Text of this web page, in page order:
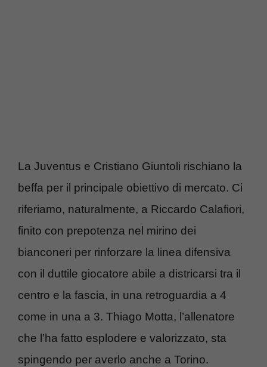
La Juventus e Cristiano Giuntoli rischiano la
beffa per il principale obiettivo di mercato. Ci
riferiamo, naturalmente, a Riccardo Calafiori,
finito con prepotenza nel mirino dei
bianconeri per rinforzare la linea difensiva
con il duttile giocatore abile a districarsi tra il
centro e la fascia, in una retroguardia a 4
come in una a 3. Thiago Motta, l’allenatore
che l’ha fatto esplodere e valorizzato, sta
spingendo per averlo anche a Torino.